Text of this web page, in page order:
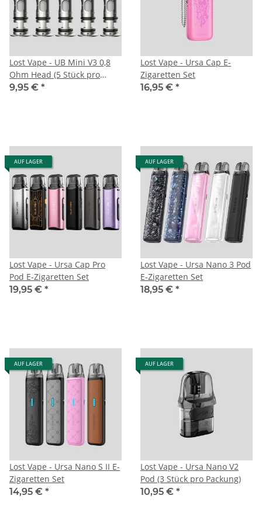
Lost Vape - UB Mini V3 0,8
Ohm Head (5 Stück pro
Packung)
9,95 € *
Lost Vape - Ursa Cap E-
Zigaretten Set
16,95 € *
AUF LAGER
Lost Vape - Ursa Cap Pro
Pod E-Zigaretten Set
19,95 € *
AUF LAGER
Lost Vape - Ursa Nano 3 Pod
E-Zigaretten Set
18,95 € *
AUF LAGER
Lost Vape - Ursa Nano S II E-
Zigaretten Set
14,95 € *
AUF LAGER
Lost Vape - Ursa Nano V2
Pod (3 Stück pro Packung)
10,95 € *